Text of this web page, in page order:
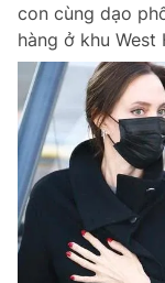
con cùng dạo
hàng ở khu